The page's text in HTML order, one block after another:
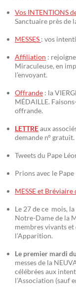
Vos INTENTIONS
Sanctuaire près de
MESSES : vos
Affiliation :
Miraculeuse, en
l’envoyant.
Offrande : la
MÉDAILLE.
offrande.
LETTREaux
demande n° gratuit.
Tweets du Pape
Prions avec le
MESSE et
Le 27 de ce mois,
Notre-Dame de la
membres vivants
l’Apparition.
Le premier mardi
messes de la
célébrées aux
l’Association (sauf